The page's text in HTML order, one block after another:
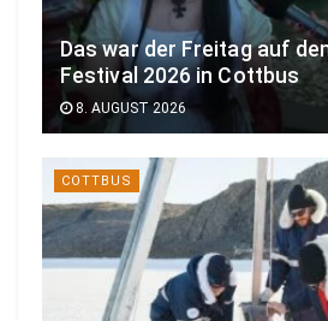
Das war der Freitag auf
Festival 2026 in Cottbus
8. AUGUST 2026
COTTBUS